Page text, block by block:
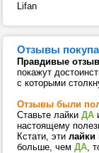
Lifan
Отзывы
Правдивые
покажут
с которыми
Отзывы были
Ставьте лайки ДА
настоящему
Кстати, эти лайки
больше, чем ДА,